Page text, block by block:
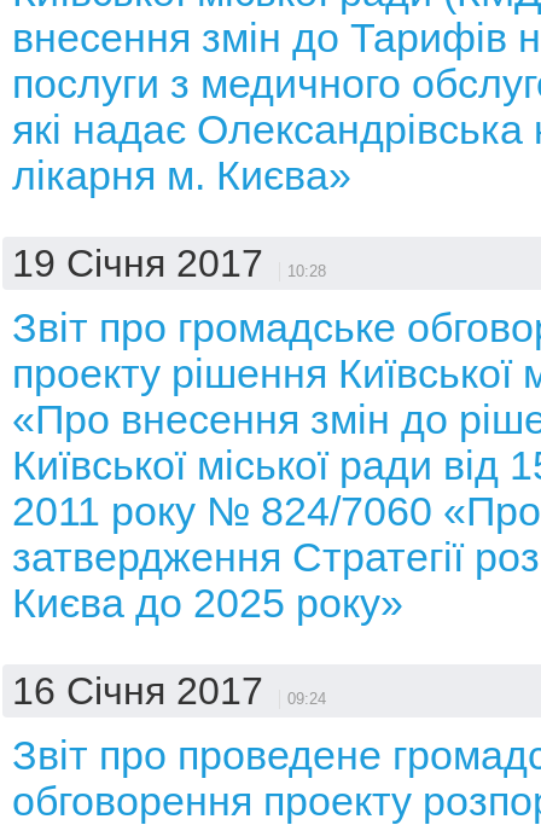
внесення змін до Тарифів
послуги з медичного
які надає Олександрівська
лікарня м. Києва»
19 Січня 2017 10:28
Звіт про громадське
проекту рішення Київської
«Про внесення змін до
Київської міської ради від
2011 року № 824/7060 «Про
затвердження Стратегії
Києва до 2025 року»
16 Січня 2017 09:24
Звіт про проведене
обговорення проекту